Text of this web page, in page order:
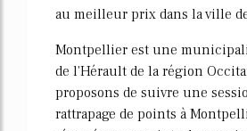
au meilleur prix dans la ville
Montpellier est une
de l'Hérault de la région
proposons de suivre une
rattrapage de points à